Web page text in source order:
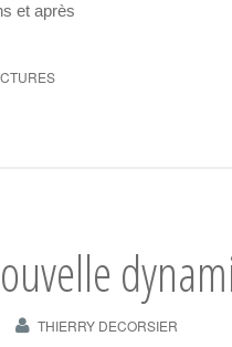
et après
THIERRY DECORSIER